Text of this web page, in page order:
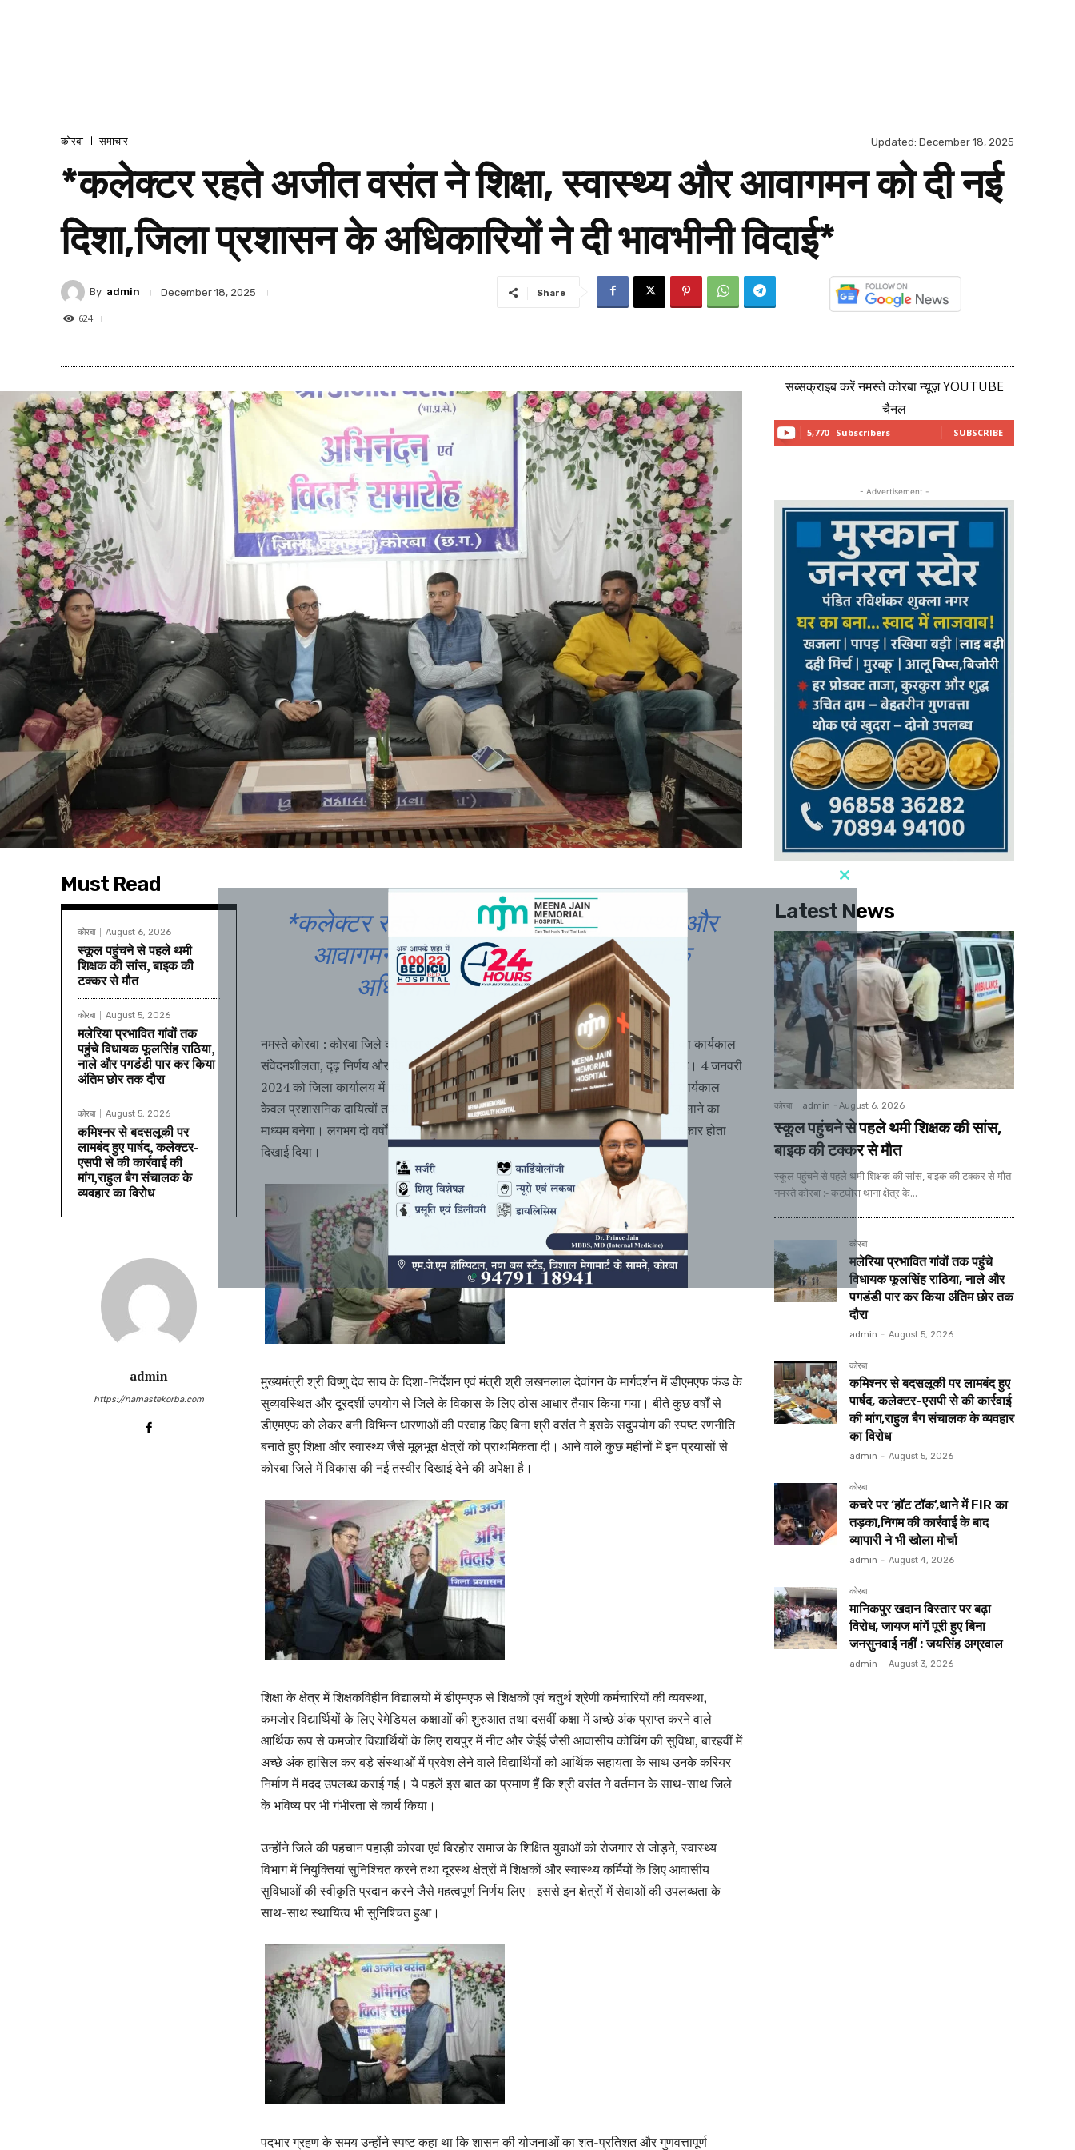
कोरबा समाचार Updated: December 18, 2025
*कलेक्टर रहते अजीत वसंत ने शिक्षा, स्वास्थ्य और आवागमन को दी नई
दिशा,जिला प्रशासन के अधिकारियों ने दी भावभीनी विदाई*
By admin December 18, 2025
624
Share
Must Read
कोरबा August 6, 2026
स्कूल पहुंचने से पहले थमी
शिक्षक की सांस, बाइक की
टक्कर से मौत
कोरबा August 5, 2026
मलेरिया प्रभावित गांवों तक
पहुंचे विधायक फूलसिंह राठिया,
नाले और पगडंडी पार कर किया
अंतिम छोर तक दौरा
कोरबा August 5, 2026
कमिश्नर से बदसलूकी पर
लामबंद हुए पार्षद, कलेक्टर-
एसपी से की कार्रवाई की
मांग,राहुल बैग संचालक के
व्यवहार का विरोध
admin
https://namastekorba.com
*कलेक्टर रहते अजीत वसंत ने शिक्षा, स्वास्थ्य और
आवागमन को दी नई दिशा,जिला प्रशासन के
अधिकारियों ने दी भावभीनी विदाई*
नमस्ते कोरबा : कोरबा जिले की प्रशासनिक यात्रा में 18वें कलेक्टर के रूप में श्री अजीत वसंत का कार्यकाल
संवेदनशीलता, दृढ़ निर्णय और विकास के स्पष्ट दृष्टिकोण से भरा एक उल्लेखनीय अध्याय बन गया है। 4 जनवरी
2024 को जिला कार्यालय में पदभार ग्रहण करते समय उन्होंने यह स्पष्ट कर दिया था कि उनका कार्यकाल
केवल प्रशासनिक दायित्वों तक सीमित नहीं रहेगा, बल्कि आमजन के जीवन में सकारात्मक बदलाव लाने का
माध्यम बनेगा। लगभग दो वर्षों के कार्यकाल में उनका यह संकल्प शब्दों से निकलकर धरातल पर साकार होता
दिखाई दिया।
मुख्यमंत्री श्री विष्णु देव साय के दिशा-निर्देशन एवं मंत्री श्री लखनलाल देवांगन के मार्गदर्शन में डीएमएफ फंड के
सुव्यवस्थित और दूरदर्शी उपयोग से जिले के विकास के लिए ठोस आधार तैयार किया गया। बीते कुछ वर्षों से
डीएमएफ को लेकर बनी विभिन्न धारणाओं की परवाह किए बिना श्री वसंत ने इसके सदुपयोग की स्पष्ट रणनीति
बनाते हुए शिक्षा और स्वास्थ्य जैसे मूलभूत क्षेत्रों को प्राथमिकता दी। आने वाले कुछ महीनों में इन प्रयासों से
कोरबा जिले में विकास की नई तस्वीर दिखाई देने की अपेक्षा है।
शिक्षा के क्षेत्र में शिक्षकविहीन विद्यालयों में डीएमएफ से शिक्षकों एवं चतुर्थ श्रेणी कर्मचारियों की व्यवस्था,
कमजोर विद्यार्थियों के लिए रेमेडियल कक्षाओं की शुरुआत तथा दसवीं कक्षा में अच्छे अंक प्राप्त करने वाले
आर्थिक रूप से कमजोर विद्यार्थियों के लिए रायपुर में नीट और जेईई जैसी आवासीय कोचिंग की सुविधा, बारहवीं में
अच्छे अंक हासिल कर बड़े संस्थाओं में प्रवेश लेने वाले विद्यार्थियों को आर्थिक सहायता के साथ उनके करियर
निर्माण में मदद उपलब्ध कराई गई। ये पहलें इस बात का प्रमाण हैं कि श्री वसंत ने वर्तमान के साथ-साथ जिले
के भविष्य पर भी गंभीरता से कार्य किया।
उन्होंने जिले की पहचान पहाड़ी कोरवा एवं बिरहोर समाज के शिक्षित युवाओं को रोजगार से जोड़ने, स्वास्थ्य
विभाग में नियुक्तियां सुनिश्चित करने तथा दूरस्थ क्षेत्रों में शिक्षकों और स्वास्थ्य कर्मियों के लिए आवासीय
सुविधाओं की स्वीकृति प्रदान करने जैसे महत्वपूर्ण निर्णय लिए। इससे इन क्षेत्रों में सेवाओं की उपलब्धता के
साथ-साथ स्थायित्व भी सुनिश्चित हुआ।
पदभार ग्रहण के समय उन्होंने स्पष्ट कहा था कि शासन की योजनाओं का शत-प्रतिशत और गुणवत्तापूर्ण
सब्सक्राइब करें नमस्ते कोरबा न्यूज़ YOUTUBE
चैनल
5,770 Subscribers SUBSCRIBE
- Advertisement -
Latest News
कोरबा admin August 6, 2026
स्कूल पहुंचने से पहले थमी शिक्षक की सांस,
बाइक की टक्कर से मौत
स्कूल पहुंचने से पहले थमी शिक्षक की सांस, बाइक की टक्कर से मौत
नमस्ते कोरबा :- कटघोरा थाना क्षेत्र के...
कोरबा
मलेरिया प्रभावित गांवों तक पहुंचे
विधायक फूलसिंह राठिया, नाले और
पगडंडी पार कर किया अंतिम छोर तक
दौरा
admin - August 5, 2026
कोरबा
कमिश्नर से बदसलूकी पर लामबंद हुए
पार्षद, कलेक्टर-एसपी से की कार्रवाई
की मांग,राहुल बैग संचालक के व्यवहार
का विरोध
admin - August 5, 2026
कोरबा
कचरे पर ‘हॉट टॉक’,थाने में FIR का
तड़का,निगम की कार्रवाई के बाद
व्यापारी ने भी खोला मोर्चा
admin - August 4, 2026
कोरबा
मानिकपुर खदान विस्तार पर बढ़ा
विरोध, जायज मांगें पूरी हुए बिना
जनसुनवाई नहीं : जयसिंह अग्रवाल
admin - August 3, 2026